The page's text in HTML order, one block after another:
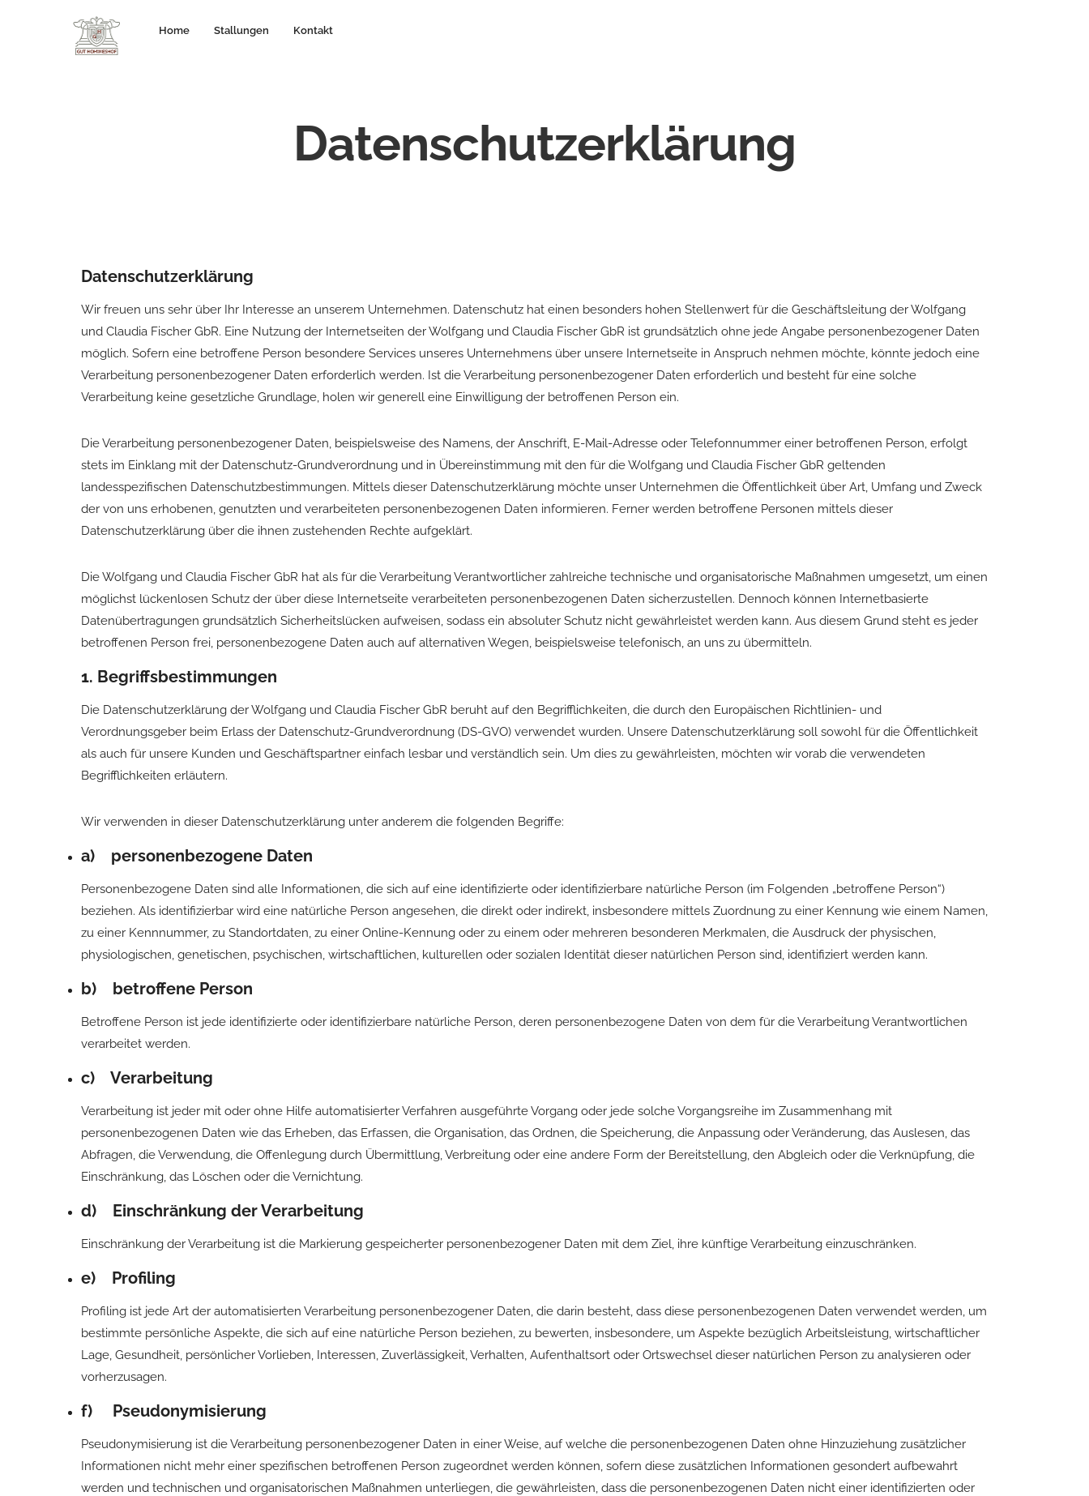
Home Stallungen Kontakt
Datenschutzerklärung
Datenschutzerklärung
Wir freuen uns sehr über Ihr Interesse an unserem Unternehmen. Datenschutz hat einen besonders hohen Stellenwert für die Geschäftsleitung der Wolfgang
und Claudia Fischer GbR. Eine Nutzung der Internetseiten der Wolfgang und Claudia Fischer GbR ist grundsätzlich ohne jede Angabe personenbezogener Daten
möglich. Sofern eine betroffene Person besondere Services unseres Unternehmens über unsere Internetseite in Anspruch nehmen möchte, könnte jedoch eine
Verarbeitung personenbezogener Daten erforderlich werden. Ist die Verarbeitung personenbezogener Daten erforderlich und besteht für eine solche
Verarbeitung keine gesetzliche Grundlage, holen wir generell eine Einwilligung der betroffenen Person ein.
Die Verarbeitung personenbezogener Daten, beispielsweise des Namens, der Anschrift, E-Mail-Adresse oder Telefonnummer einer betroffenen Person, erfolgt
stets im Einklang mit der Datenschutz-Grundverordnung und in Übereinstimmung mit den für die Wolfgang und Claudia Fischer GbR geltenden
landesspezifischen Datenschutzbestimmungen. Mittels dieser Datenschutzerklärung möchte unser Unternehmen die Öffentlichkeit über Art, Umfang und Zweck
der von uns erhobenen, genutzten und verarbeiteten personenbezogenen Daten informieren. Ferner werden betroffene Personen mittels dieser
Datenschutzerklärung über die ihnen zustehenden Rechte aufgeklärt.
Die Wolfgang und Claudia Fischer GbR hat als für die Verarbeitung Verantwortlicher zahlreiche technische und organisatorische Maßnahmen umgesetzt, um einen
möglichst lückenlosen Schutz der über diese Internetseite verarbeiteten personenbezogenen Daten sicherzustellen. Dennoch können Internetbasierte
Datenübertragungen grundsätzlich Sicherheitslücken aufweisen, sodass ein absoluter Schutz nicht gewährleistet werden kann. Aus diesem Grund steht es jeder
betroffenen Person frei, personenbezogene Daten auch auf alternativen Wegen, beispielsweise telefonisch, an uns zu übermitteln.
1. Begriffsbestimmungen
Die Datenschutzerklärung der Wolfgang und Claudia Fischer GbR beruht auf den Begrifflichkeiten, die durch den Europäischen Richtlinien- und
Verordnungsgeber beim Erlass der Datenschutz-Grundverordnung (DS-GVO) verwendet wurden. Unsere Datenschutzerklärung soll sowohl für die Öffentlichkeit
als auch für unsere Kunden und Geschäftspartner einfach lesbar und verständlich sein. Um dies zu gewährleisten, möchten wir vorab die verwendeten
Begrifflichkeiten erläutern.
Wir verwenden in dieser Datenschutzerklärung unter anderem die folgenden Begriffe:
a) personenbezogene Daten
Personenbezogene Daten sind alle Informationen, die sich auf eine identifizierte oder identifizierbare natürliche Person (im Folgenden „betroffene Person“)
beziehen. Als identifizierbar wird eine natürliche Person angesehen, die direkt oder indirekt, insbesondere mittels Zuordnung zu einer Kennung wie einem Namen,
zu einer Kennnummer, zu Standortdaten, zu einer Online-Kennung oder zu einem oder mehreren besonderen Merkmalen, die Ausdruck der physischen,
physiologischen, genetischen, psychischen, wirtschaftlichen, kulturellen oder sozialen Identität dieser natürlichen Person sind, identifiziert werden kann.
b) betroffene Person
Betroffene Person ist jede identifizierte oder identifizierbare natürliche Person, deren personenbezogene Daten von dem für die Verarbeitung Verantwortlichen
verarbeitet werden.
c) Verarbeitung
Verarbeitung ist jeder mit oder ohne Hilfe automatisierter Verfahren ausgeführte Vorgang oder jede solche Vorgangsreihe im Zusammenhang mit
personenbezogenen Daten wie das Erheben, das Erfassen, die Organisation, das Ordnen, die Speicherung, die Anpassung oder Veränderung, das Auslesen, das
Abfragen, die Verwendung, die Offenlegung durch Übermittlung, Verbreitung oder eine andere Form der Bereitstellung, den Abgleich oder die Verknüpfung, die
Einschränkung, das Löschen oder die Vernichtung.
d) Einschränkung der Verarbeitung
Einschränkung der Verarbeitung ist die Markierung gespeicherter personenbezogener Daten mit dem Ziel, ihre künftige Verarbeitung einzuschränken.
e) Profiling
Profiling ist jede Art der automatisierten Verarbeitung personenbezogener Daten, die darin besteht, dass diese personenbezogenen Daten verwendet werden, um
bestimmte persönliche Aspekte, die sich auf eine natürliche Person beziehen, zu bewerten, insbesondere, um Aspekte bezüglich Arbeitsleistung, wirtschaftlicher
Lage, Gesundheit, persönlicher Vorlieben, Interessen, Zuverlässigkeit, Verhalten, Aufenthaltsort oder Ortswechsel dieser natürlichen Person zu analysieren oder
vorherzusagen.
f) Pseudonymisierung
Pseudonymisierung ist die Verarbeitung personenbezogener Daten in einer Weise, auf welche die personenbezogenen Daten ohne Hinzuziehung zusätzlicher
Informationen nicht mehr einer spezifischen betroffenen Person zugeordnet werden können, sofern diese zusätzlichen Informationen gesondert aufbewahrt
werden und technischen und organisatorischen Maßnahmen unterliegen, die gewährleisten, dass die personenbezogenen Daten nicht einer identifizierten oder